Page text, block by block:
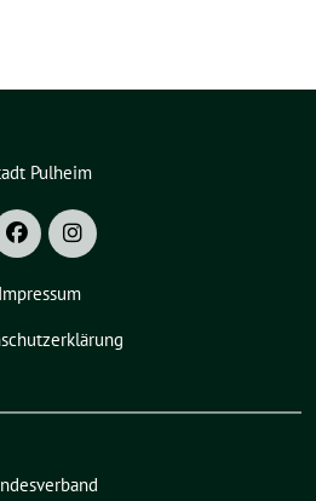
Pulheim
Impressum